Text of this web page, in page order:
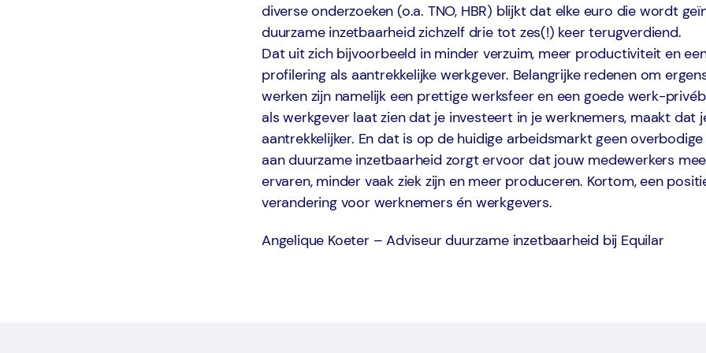
diverse onderzoeken (o.a. TNO, HBR) blijkt dat elke euro die wordt
duurzame inzetbaarheid zichzelf drie tot zes(!) keer terugverdiend.
Dat uit zich bijvoorbeeld in minder verzuim, meer productiviteit en
profilering als aantrekkelijke werkgever. Belangrijke redenen om
werken zijn namelijk een prettige werksfeer en een goede werk-
als werkgever laat zien dat je investeert in je werknemers, maakt dat
aantrekkelijker. En dat is op de huidige arbeidsmarkt geen overbodige
aan duurzame inzetbaarheid zorgt ervoor dat jouw medewerkers
ervaren, minder vaak ziek zijn en meer produceren. Kortom, een
verandering voor werknemers én werkgevers.
Angelique Koeter – Adviseur duurzame inzetbaarheid bij Equilar